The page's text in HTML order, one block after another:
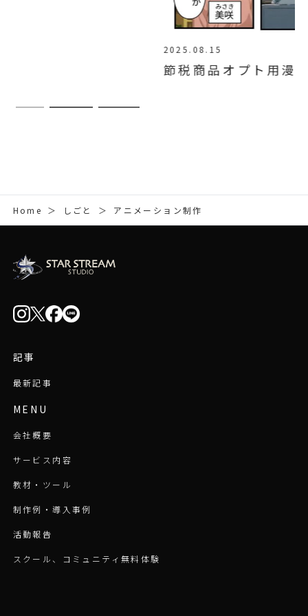
節税商品オプト用漫画LP制作代行
Home ＞ しごと ＞ アニメーション制作
記事
最新記事
MENU
会社概要
サービス内容
教材・ツール
制作例・導入事例
活動報告
スクール、コミュニティ無料体験